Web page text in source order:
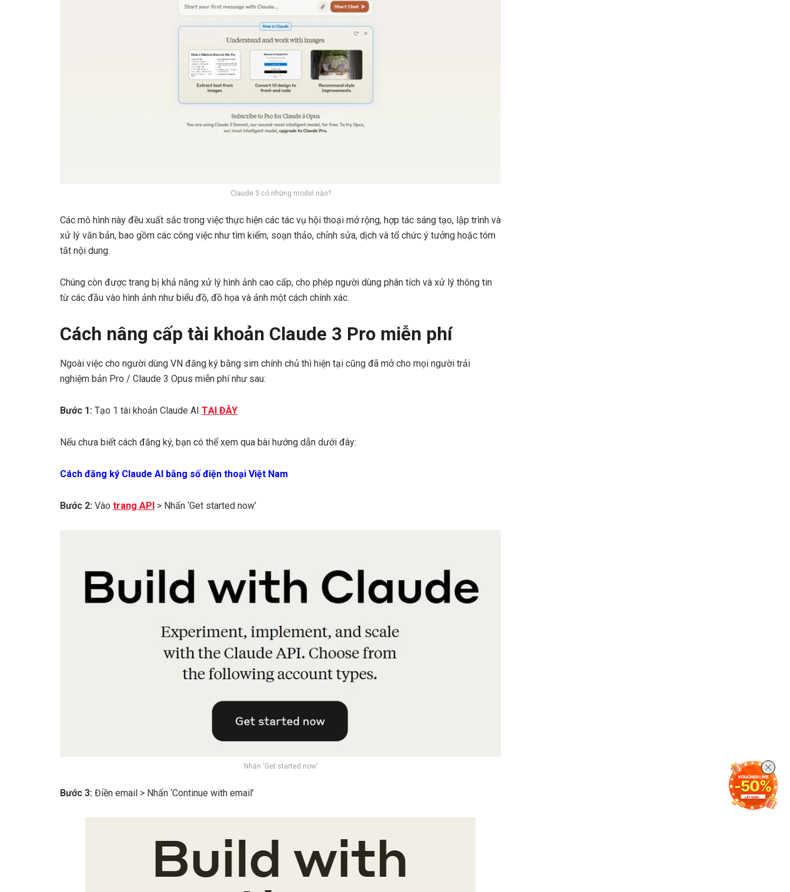
Claude 3 có những model nào?
Các mô hình này đều xuất sắc trong việc thực hiện các tác vụ hội thoại mở rộng, hợp tác sáng tạo, lập trình và
xử lý văn bản, bao gồm các công việc như tìm kiếm, soạn thảo, chỉnh sửa, dịch và tổ chức ý tưởng hoặc tóm
tắt nội dung.
Chúng còn được trang bị khả năng xử lý hình ảnh cao cấp, cho phép người dùng phân tích và xử lý thông tin
từ các đầu vào hình ảnh như biểu đồ, đồ họa và ảnh một cách chính xác.
Cách nâng cấp tài khoản Claude 3 Pro miễn phí
Ngoài việc cho người dùng VN đăng ký bằng sim chính chủ thì hiện tại cũng đã mở cho mọi người trải
nghiệm bản Pro / Claude 3 Opus miễn phí như sau:
Bước 1: Tạo 1 tài khoản Claude AI TẠI ĐÂY
Nếu chưa biết cách đăng ký, bạn có thể xem qua bài hướng dẫn dưới đây:
Cách đăng ký Claude AI bằng số điện thoại Việt Nam
Bước 2: Vào trang API > Nhấn ‘Get started now’
Nhấn ‘Get started now’
Bước 3: Điền email > Nhấn ‘Continue with email’